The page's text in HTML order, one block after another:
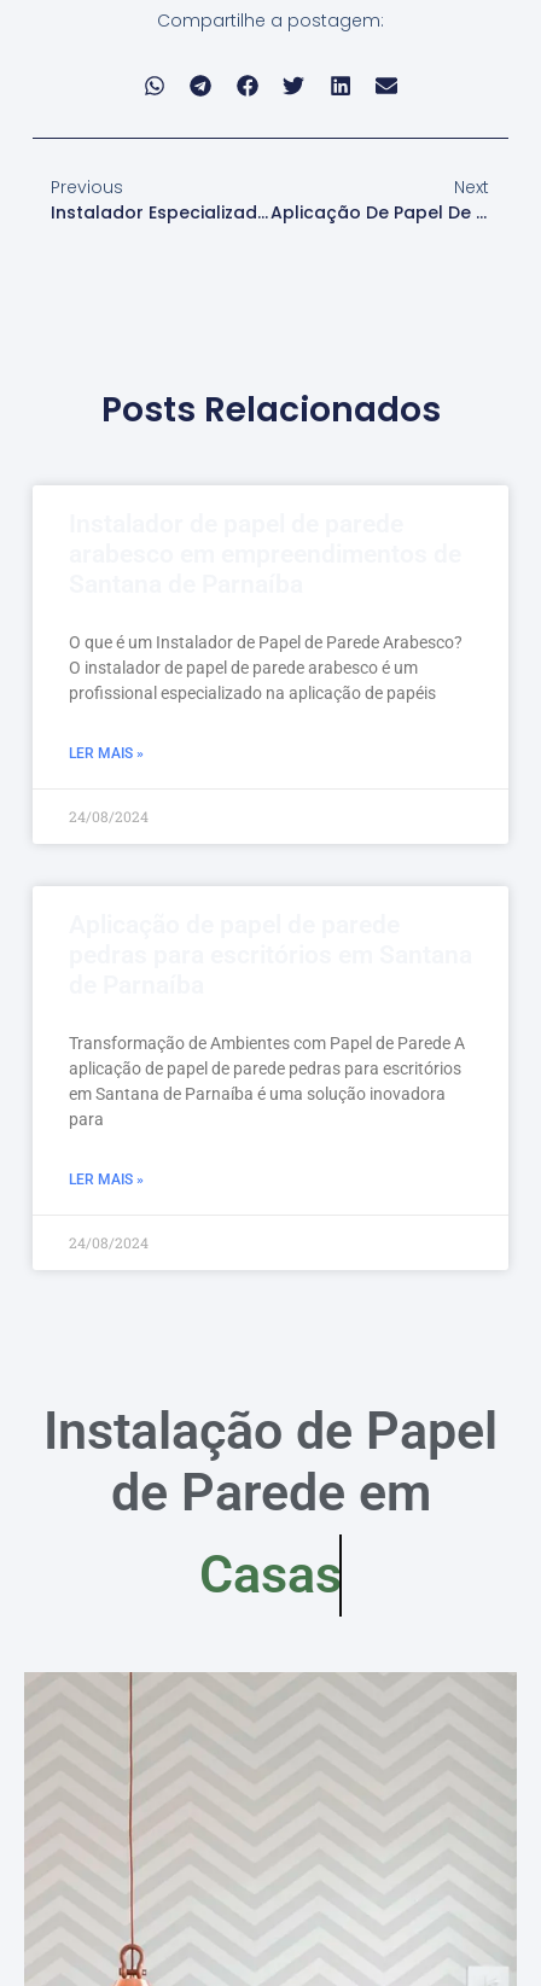
Compartilhe a postagem:
Previous
Instalador Especializado Em Papel De Parede Infantil Residencial Em São Paulo
Next
Aplicação De Papel De Parede Poá Em São Paulo
Posts Relacionados
O que é um Instalador de Papel de Parede Arabesco?
O instalador de papel de parede arabesco é um
profissional especializado na aplicação de papéis
LER MAIS »
24/08/2024
Transformação de Ambientes com Papel de Parede A
aplicação de papel de parede pedras para escritórios
em Santana de Parnaíba é uma solução inovadora
para
LER MAIS »
24/08/2024
Instalação de Papel
de Parede em
Casas